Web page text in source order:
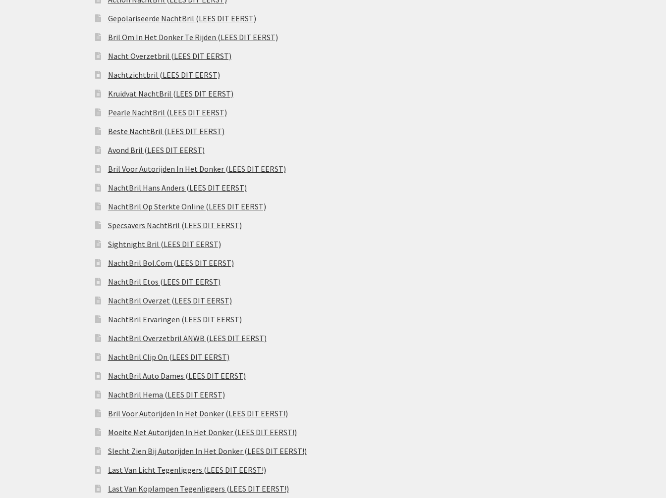
Gepolariseerde NachtBril (LEES DIT EERST)
Bril Om In Het Donker Te Rijden (LEES DIT EERST)
Nacht Overzetbril (LEES DIT EERST)
Nachtzichtbril (LEES DIT EERST)
Kruidvat NachtBril (LEES DIT EERST)
Pearle NachtBril (LEES DIT EERST)
Beste NachtBril (LEES DIT EERST)
Avond Bril (LEES DIT EERST)
Bril Voor Autorijden In Het Donker (LEES DIT EERST)
NachtBril Hans Anders (LEES DIT EERST)
NachtBril Op Sterkte Online (LEES DIT EERST)
Specsavers NachtBril (LEES DIT EERST)
Sightnight Bril (LEES DIT EERST)
NachtBril Bol.Com (LEES DIT EERST)
NachtBril Etos (LEES DIT EERST)
NachtBril Overzet (LEES DIT EERST)
NachtBril Ervaringen (LEES DIT EERST)
NachtBril Overzetbril ANWB (LEES DIT EERST)
NachtBril Clip On (LEES DIT EERST)
NachtBril Auto Dames (LEES DIT EERST)
NachtBril Hema (LEES DIT EERST)
Bril Voor Autorijden In Het Donker (LEES DIT EERST!)
Moeite Met Autorijden In Het Donker (LEES DIT EERST!)
Slecht Zien Bij Autorijden In Het Donker (LEES DIT EERST!)
Last Van Licht Tegenliggers (LEES DIT EERST!)
Last Van Koplampen Tegenliggers (LEES DIT EERST!)